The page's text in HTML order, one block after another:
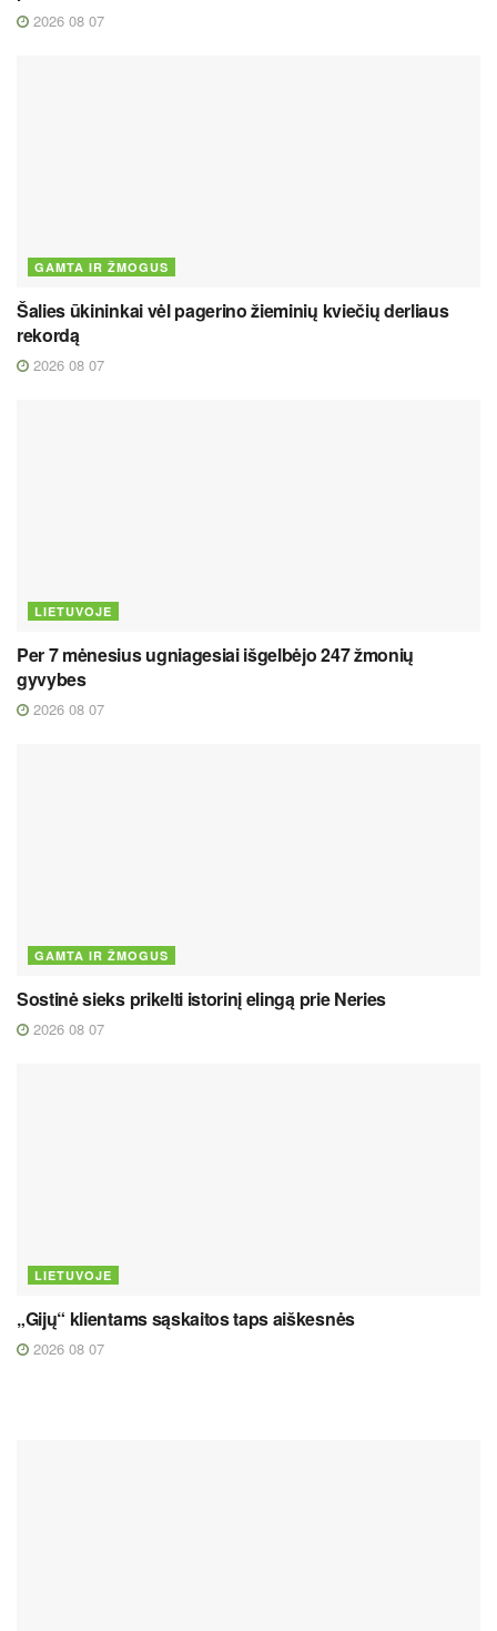
2026 08 07
GAMTA IR ŽMOGUS
Šalies ūkininkai vėl pagerino žieminių kviečių derliaus
rekordą
2026 08 07
LIETUVOJE
Per 7 mėnesius ugniagesiai išgelbėjo 247 žmonių
gyvybes
2026 08 07
GAMTA IR ŽMOGUS
Sostinė sieks prikelti istorinį elingą prie Neries
2026 08 07
LIETUVOJE
„Gijų“ klientams sąskaitos taps aiškesnės
2026 08 07